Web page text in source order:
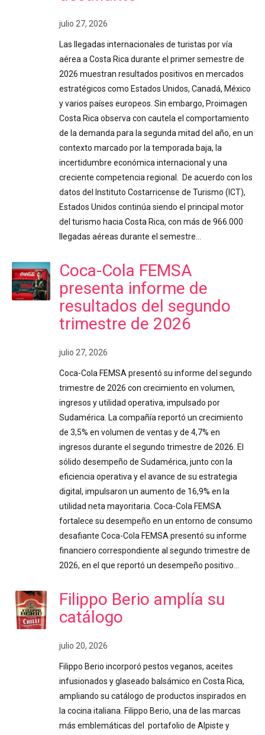
julio 27, 2026
Las llegadas internacionales de turistas por vía
aérea a Costa Rica durante el primer semestre de
2026 muestran resultados positivos en mercados
estratégicos como Estados Unidos, Canadá, México
y varios países europeos. Sin embargo, Proimagen
Costa Rica observa con cautela el comportamiento
de la demanda para la segunda mitad del año, en un
contexto marcado por la temporada baja, la
incertidumbre económica internacional y una
creciente competencia regional. De acuerdo con los
datos del Instituto Costarricense de Turismo (ICT),
Estados Unidos continúa siendo el principal motor
del turismo hacia Costa Rica, con más de 966.000
llegadas aéreas durante el semestre…
Coca-Cola FEMSA
presenta informe de
resultados del segundo
trimestre de 2026
julio 27, 2026
Coca-Cola FEMSA presentó su informe del segundo
trimestre de 2026 con crecimiento en volumen,
ingresos y utilidad operativa, impulsado por
Sudamérica. La compañía reportó un crecimiento
de 3,5% en volumen de ventas y de 4,7% en
ingresos durante el segundo trimestre de 2026. El
sólido desempeño de Sudamérica, junto con la
eficiencia operativa y el avance de su estrategia
digital, impulsaron un aumento de 16,9% en la
utilidad neta mayoritaria. Coca-Cola FEMSA
fortalece su desempeño en un entorno de consumo
desafiante Coca-Cola FEMSA presentó su informe
financiero correspondiente al segundo trimestre de
2026, en el que reportó un desempeño positivo…
Filippo Berio amplía su
catálogo
julio 20, 2026
Filippo Berio incorporó pestos veganos, aceites
infusionados y glaseado balsámico en Costa Rica,
ampliando su catálogo de productos inspirados en
la cocina italiana. Filippo Berio, una de las marcas
más emblemáticas del portafolio de Alpiste y